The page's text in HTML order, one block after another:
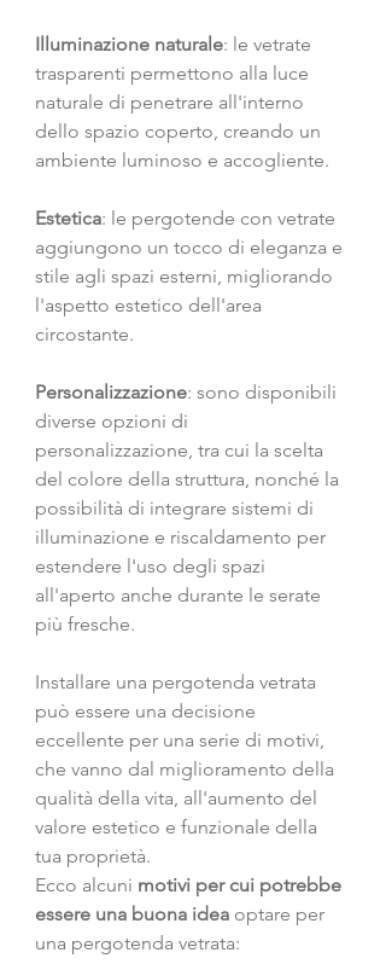
Illuminazione naturale: le vetrate
trasparenti permettono alla luce
naturale di penetrare all'interno
dello spazio coperto, creando un
ambiente luminoso e accogliente.
Estetica: le pergotende con vetrate
aggiungono un tocco di eleganza e
stile agli spazi esterni, migliorando
l'aspetto estetico dell'area
circostante.
Personalizzazione: sono disponibili
diverse opzioni di
personalizzazione, tra cui la scelta
del colore della struttura, nonché la
possibilità di integrare sistemi di
illuminazione e riscaldamento per
estendere l'uso degli spazi
all'aperto anche durante le serate
più fresche.
Installare una pergotenda vetrata
può essere una decisione
eccellente per una serie di motivi,
che vanno dal miglioramento della
qualità della vita, all'aumento del
valore estetico e funzionale della
tua proprietà.
Ecco alcuni motivi per cui potrebbe
essere una buona idea optare per
una pergotenda vetrata: